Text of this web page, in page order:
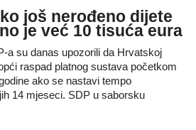
još nerođeno dijete
je već 10 tisuća eura
a su danas upozorili da Hrvatskoj
raspad platnog sustava početkom
ako se nastavi tempo
14 mjeseci. SDP u saborsku